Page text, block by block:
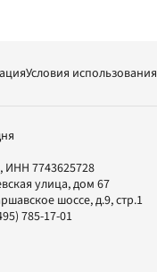
Условия использования
ИНН 7743625728
улица, дом 67
шоссе, д.9, стр.1
785-17-01